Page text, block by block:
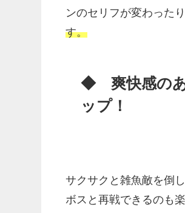
ンのセリフが変わった
す。
◆ 爽快感のあ
ップ！
サクサクと雑魚敵を倒
ボスと再戦できるのも